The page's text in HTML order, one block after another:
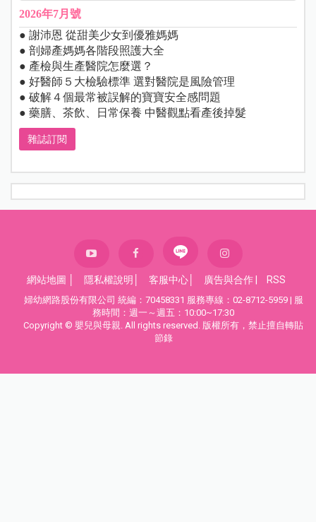
2026年7月號
● 謝沛恩 從甜美少女到優雅媽媽
● 剖婦產媽媽各階段照護大全
● 產檢與生產醫院怎麼選？
● 好醫師５大檢驗標準 選對醫院是風險管理
● 破解４個最常被誤解的寶寶安全感問題
● 藥膳、茶飲、日常保養 中醫觀點看產後掉髮
雜誌訂閱
網站地圖 隱私權說明 客服中心 廣告與合作 RSS
婦幼網路股份有限公司 統編：70458331 服務專線：02-8712-5959 | 服
務時間：週一～週五：10:00~17:30
Copyright © 嬰兒與母親. All rights reserved. 版權所有，禁止擅自轉貼
節錄